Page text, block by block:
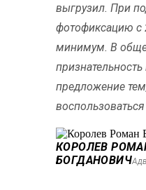
выгрузил. При
фотофиксацию с
минимум. В
предложение
КОРОЛЕВ
БОГДАНОВИЧ